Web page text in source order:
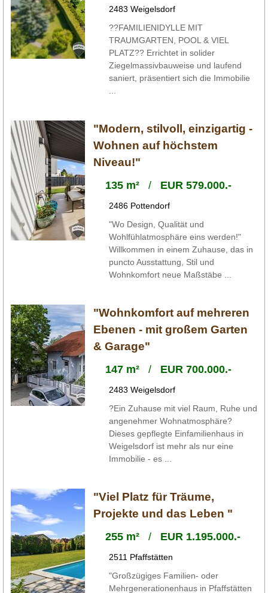
2483 Weigelsdorf
??FAMILIENIDYLLE MIT
TRAUMGARTEN, POOL & VIEL
PLATZ?? Errichtet in solider
Ziegelmassivbauweise und laufend
saniert, präsentiert sich die Immobilie
"Modern, stilvoll, einzigartig -
Wohnen auf höchstem
Niveau!"
135 m²/ EUR 579.000.-
2486 Pottendorf
"Wo Design, Qualität und
Wohlfühlatmosphäre eins werden!"
Willkommen in einem Zuhause, das in
puncto Ausstattung, Stil und
Wohnkomfort neue Maßstäbe ...
"Wohnkomfort auf mehreren
Ebenen - mit großem Garten
& Garage"
147 m²/ EUR 700.000.-
2483 Weigelsdorf
?Ein Zuhause mit viel Raum, Ruhe und
angenehmer Wohnatmosphäre?
Dieses gepflegte Einfamilienhaus in
Weigelsdorf ist mehr als nur eine
Immobilie - es ...
"Viel Platz für Träume,
Projekte und das Leben "
255 m²/ EUR 1.195.000.-
2511 Pfaffstätten
"Großzügiges Familien- oder
Mehrgenerationenhaus in Pfaffstätten